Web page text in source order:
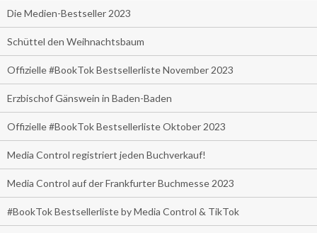
Die Medien-Bestseller 2023
Schüttel den Weihnachtsbaum
Offizielle #BookTok Bestsellerliste November 2023
Erzbischof Gänswein in Baden-Baden
Offizielle #BookTok Bestsellerliste Oktober 2023
Media Control registriert jeden Buchverkauf!
Media Control auf der Frankfurter Buchmesse 2023
#BookTok Bestsellerliste by Media Control & TikTok